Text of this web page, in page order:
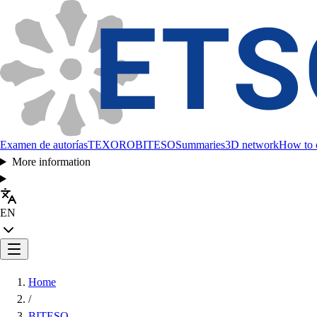
Examen de autoríasTEXOROBITESOSummaries3D networkHow to
More information
EN
Home
/